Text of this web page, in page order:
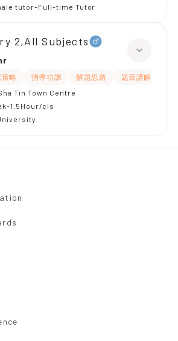
tutor-Full-time Tutor
2,All Subjects
策略 指導功課 解題思路 題目講解
Tin Town Centre
1.5Hour/cls